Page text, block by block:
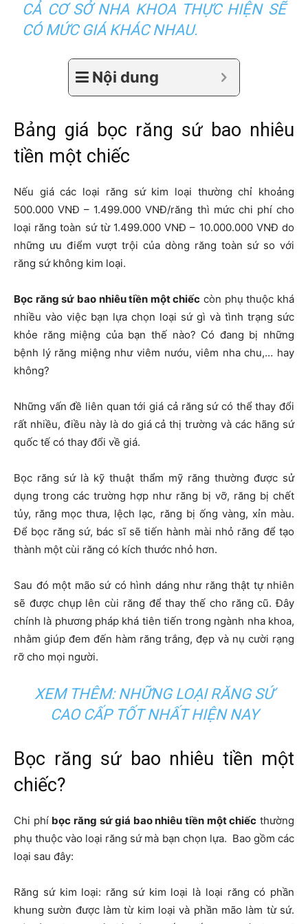
CẢ CƠ SỞ NHA KHOA THỰC HIỆN SẼ
CÓ MỨC GIÁ KHÁC NHAU.
Nội dung
Bảng giá bọc răng sứ bao nhiêu
tiền một chiếc
Nếu giá các loại răng sứ kim loại thường chỉ khoảng
500.000 VNĐ – 1.499.000 VNĐ/răng thì mức chi phí cho
loại răng toàn sứ từ 1.499.000 VNĐ – 10.000.000 VNĐ do
những ưu điểm vượt trội của dòng răng toàn sứ so với
răng sứ không kim loại.
Bọc răng sứ bao nhiêu tiền một chiếc còn phụ thuộc khá
nhiều vào việc bạn lựa chọn loại sứ gì và tình trạng sức
khỏe răng miệng của bạn thế nào? Có đang bị những
bệnh lý răng miệng như viêm nướu, viêm nha chu,… hay
không?
Những vấn đề liên quan tới giá cả răng sứ có thể thay đổi
rất nhiều, điều này là do giá cả thị trường và các hãng sứ
quốc tế có thay đổi về giá.
Bọc răng sứ là kỹ thuật thẩm mỹ răng thường được sử
dụng trong các trường hợp như răng bị vỡ, răng bị chết
tủy, răng mọc thưa, lệch lạc, răng bị ống vàng, xỉn màu.
Để bọc răng sứ, bác sĩ sẽ tiến hành mài nhỏ răng để tạo
thành một cùi răng có kích thước nhỏ hơn.
Sau đó một mão sứ có hình dáng như răng thật tự nhiên
sẽ được chụp lên cùi răng để thay thế cho răng cũ. Đây
chính là phương pháp khá tiên tiến trong ngành nha khoa,
nhằm giúp đem đến hàm răng trắng, đẹp và nụ cười rạng
rỡ cho mọi người.
XEM THÊM: NHỮNG LOẠI RĂNG SỨ
CAO CẤP TỐT NHẤT HIỆN NAY
Bọc răng sứ bao nhiêu tiền một
chiếc?
Chi phí bọc răng sứ giá bao nhiêu tiền một chiếc thường
phụ thuộc vào loại răng sứ mà bạn chọn lựa. Bao gồm các
loại sau đây:
Răng sứ kim loại: răng sứ kim loại là loại răng có phần
khung sườn được làm từ kim loại và phần mão làm từ sứ.